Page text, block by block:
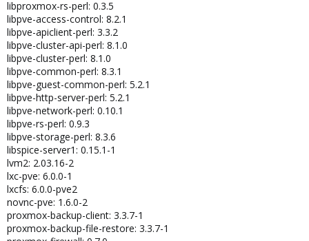
libproxmox-rs-perl: 0.3.5
libpve-access-control: 8.2.1
libpve-apiclient-perl: 3.3.2
libpve-cluster-api-perl: 8.1.0
libpve-cluster-perl: 8.1.0
libpve-common-perl: 8.3.1
libpve-guest-common-perl: 5.2.1
libpve-http-server-perl: 5.2.1
libpve-network-perl: 0.10.1
libpve-rs-perl: 0.9.3
libpve-storage-perl: 8.3.6
libspice-server1: 0.15.1-1
lvm2: 2.03.16-2
lxc-pve: 6.0.0-1
lxcfs: 6.0.0-pve2
novnc-pve: 1.6.0-2
proxmox-backup-client: 3.3.7-1
proxmox-backup-file-restore: 3.3.7-1